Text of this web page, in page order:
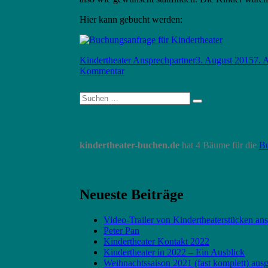
Hier kann gebucht werden:
Autor
Kindertheater AnsprechpartnerVeröffentlicht
3. August 20157.
Kommentarzu
Fahrt
nach
Suche
nach:
Suchen
kindertheater-buchen.de hat 4 Bäume für die
Neueste Beiträge
Video-Trailer von Kindertheaterstücken
Peter Pan
Kindertheater Kontakt 2022
Kindertheater in 2022 – Ein Ausblick
Weihnachtssaison 2021 (fast komplett)